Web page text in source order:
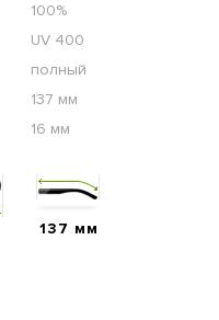
100%
UV 400
полный
137 мм
16 мм
137 мм